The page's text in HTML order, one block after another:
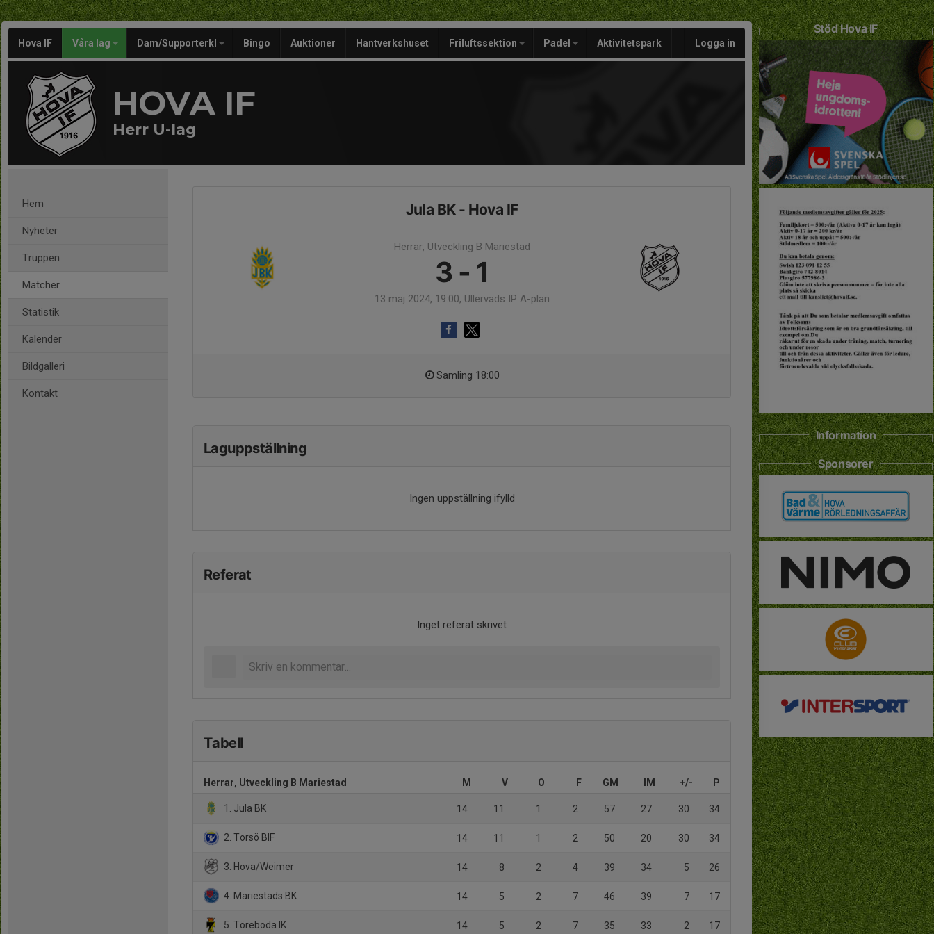
Hova IF Våra lag Dam/Supporterkl Bingo Auktioner Hantverkshuset Friluftssektion Padel Aktivitetspark Logga in
HOVA IF
Herr U-lag
Hem
Nyheter
Truppen
Matcher
Statistik
Kalender
Bildgalleri
Kontakt
Jula BK - Hova IF
Herrar, Utveckling B Mariestad
3 - 1
13 maj 2024, 19:00, Ullervads IP A-plan
Samling 18:00
Laguppställning
Ingen uppställning ifylld
Referat
Inget referat skrivet
Tabell
Herrar, Utveckling B Mariestad M V O F GM IM +/- P
1. Jula BK 14 11 1 2 57 27 30 34
2. Torsö BIF 14 11 1 2 50 20 30 34
3. Hova/Weimer 14 8 2 4 39 34 5 26
4. Mariestads BK 14 5 2 7 46 39 7 17
5. Töreboda IK 14 5 2 7 35 33 2 17
Stöd Hova IF
Information
Sponsorer